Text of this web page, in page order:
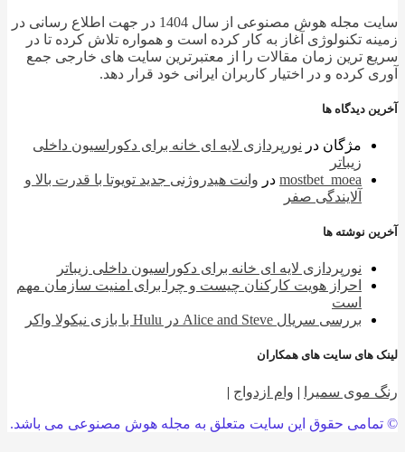
سایت مجله هوش مصنوعی از سال 1404 در جهت اطلاع رسانی در
تکنولوژی آغاز به کار کرده است و همواره تلاش کرده تا در
ترین زمان مقالات را از معتبرترین سایت های خارجی جمع
کرده و در اختیار کاربران ایرانی خود قرار دهد.
دیدگاه ها
مژگاندرنورپردازی لایه ای خانه برای دکوراسیون داخلی
زیباتر
mostbet_moeaدروانت هیدروژنی جدید تویوتا با قدرت بالا و
آلایندگی صفر
نوشته ها
نورپردازی لایه ای خانه برای دکوراسیون داخلی زیباتر
احراز هویت کارکنان چیست و چرا برای امنیت سازمان مهم
بررسی سریال Alice and Steve در Hulu با بازی نیکولا واکر
های سایت های همکاران
موی سمیرا|وام ازدواج |
حقوق این سایت متعلق به مجله هوش مصنوعی می باشد.